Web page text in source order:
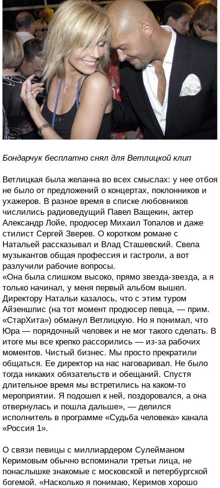
Бондарчук бесплатно снял для Ветлицкой клип
Ветлицкая была желанна во всех смыслах: у нее отбоя
не было от предложений о концертах, поклонников и
ухажеров. В разное время в списке любовников
числились радиоведущий Павел Ващекин, актер
Александр Лойе, продюсер Михаил Топалов и даже
стилист Сергей Зверев. О коротком романе с
Натальей рассказывал и Влад Сташевский. Свела
музыкантов общая профессия и гастроли, а вот
разлучили рабочие вопросы.
«Она была слишком высоко, прямо звезда-звезда, а я
только начинал, у меня первый альбом вышел.
Директору Натальи казалось, что с этим туром
Айзеншпис (на тот момент продюсер певца, — прим.
«СтарХита») обманул Ветлицкую. Но я понимал, что
Юра — порядочный человек и не мог такого сделать. В
итоге мы все крепко рассорились — из-за рабочих
моментов. Чистый бизнес. Мы просто прекратили
общаться. Ее директор на нас наговаривал. Не было
тогда никаких обязательств и обещаний. Спустя
длительное время мы встретились на каком-то
мероприятии. Я подошел к ней, поздоровался, а она
отвернулась и пошла дальше», — делился
исполнитель в программе «Судьба человека» канала
«Россия 1».
О связи певицы с миллиардером Сулейманом
Керимовым обычно вспоминали третьи лица, не
понаслышке знакомые с московской и петербургской
богемой. «Насколько я понимаю, Керимов хорошо